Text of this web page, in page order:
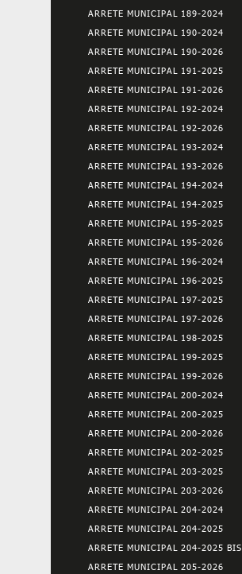
ARRETE MUNICIPAL 189-2024
ARRETE MUNICIPAL 190-2024
ARRETE MUNICIPAL 190-2026
ARRETE MUNICIPAL 191-2025
ARRETE MUNICIPAL 191-2026
ARRETE MUNICIPAL 192-2024
ARRETE MUNICIPAL 192-2026
ARRETE MUNICIPAL 193-2024
ARRETE MUNICIPAL 193-2026
ARRETE MUNICIPAL 194-2024
ARRETE MUNICIPAL 194-2025
ARRETE MUNICIPAL 195-2025
ARRETE MUNICIPAL 195-2026
ARRETE MUNICIPAL 196-2024
ARRETE MUNICIPAL 196-2025
ARRETE MUNICIPAL 197-2025
ARRETE MUNICIPAL 197-2026
ARRETE MUNICIPAL 198-2025
ARRETE MUNICIPAL 199-2025
ARRETE MUNICIPAL 199-2026
ARRETE MUNICIPAL 200-2024
ARRETE MUNICIPAL 200-2025
ARRETE MUNICIPAL 200-2026
ARRETE MUNICIPAL 202-2025
ARRETE MUNICIPAL 203-2025
ARRETE MUNICIPAL 203-2026
ARRETE MUNICIPAL 204-2024
ARRETE MUNICIPAL 204-2025
ARRETE MUNICIPAL 204-2025 BIS
ARRETE MUNICIPAL 205-2026